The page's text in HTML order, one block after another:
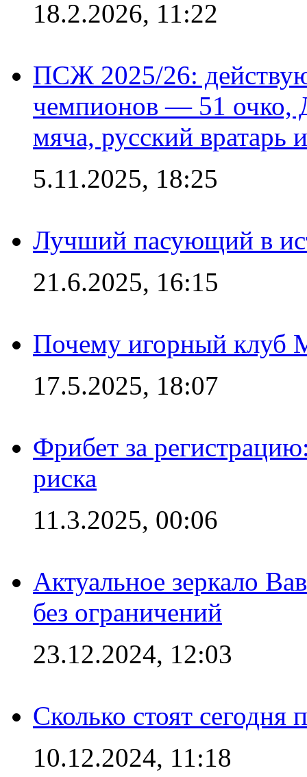
18.2.2026, 11:22
ПСЖ 2025/26:
чемпионов — 51 очко,
мяча, русский вратарь
5.11.2025, 18:25
Лучший пасующий в
21.6.2025, 16:15
Почему игорный клуб
17.5.2025, 18:07
Фрибет за
риска
11.3.2025, 00:06
Актуальное зеркало
без ограничений
23.12.2024, 12:03
Сколько стоят сегодня
10.12.2024, 11:18